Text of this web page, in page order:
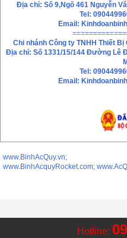
Địa chỉ: Số 9,Ngõ 461 Nguyễn
Tel:
Email:
Chi nhánh Công ty TNHH Thiết
Địa chỉ: Số 1331/15/144 Đường Lê
Tel:
Email:
www.BinhAcQuy.vn;
www.BinhAcquyRocket.com;